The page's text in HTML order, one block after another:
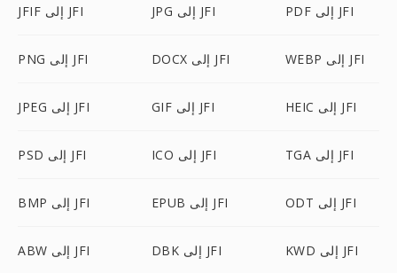
JFIF إلى JFI JPG إلى JFI PDF إلى JFI
PNG إلى JFI DOCX إلى JFI WEBP إلى JFI
JPEG إلى JFI GIF إلى JFI HEIC إلى JFI
PSD إلى JFI ICO إلى JFI TGA إلى JFI
BMP إلى JFI EPUB إلى JFI ODT إلى JFI
ABW إلى JFI DBK إلى JFI KWD إلى JFI